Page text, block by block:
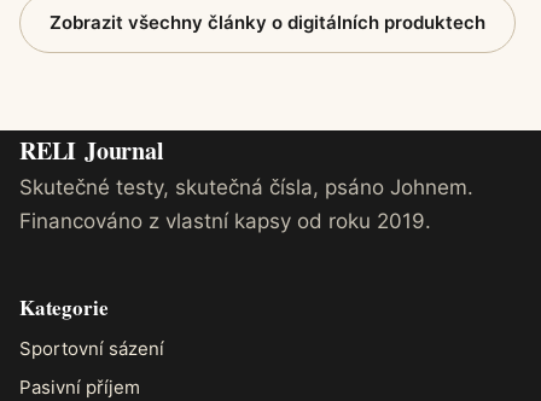
Zobrazit všechny články o digitálních produktech
RELI Journal
Skutečné testy, skutečná čísla, psáno Johnem.
Financováno z vlastní kapsy od roku 2019.
Kategorie
Sportovní sázení
Pasivní příjem